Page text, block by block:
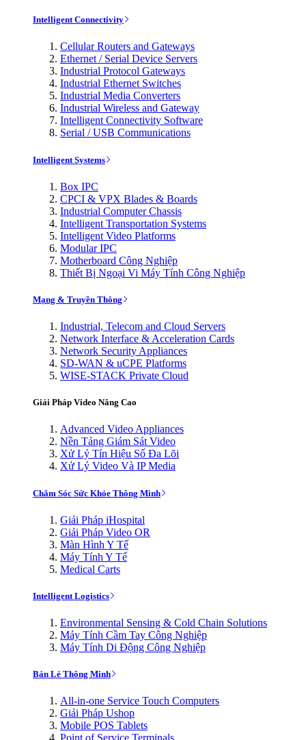
Intelligent Connectivity
Cellular Routers and Gateways
Ethernet / Serial Device Servers
Industrial Protocol Gateways
Industrial Ethernet Switches
Industrial Media Converters
Industrial Wireless and Gateway
Intelligent Connectivity Software
Serial / USB Communications
Intelligent Systems
Box IPC
CPCI & VPX Blades & Boards
Industrial Computer Chassis
Intelligent Transportation Systems
Intelligent Video Platforms
Modular IPC
Motherboard Công Nghiệp
Thiết Bị Ngoại Vi Máy Tính Công Nghiệp
Mạng & Truyền Thông
Industrial, Telecom and Cloud Servers
Network Interface & Acceleration Cards
Network Security Appliances
SD-WAN & uCPE Platforms
WISE-STACK Private Cloud
Giải Pháp Video Nâng Cao
Advanced Video Appliances
Nền Tảng Giám Sát Video
Xử Lý Tín Hiệu Số Đa Lõi
Xử Lý Video Và IP Media
Chăm Sóc Sức Khỏe Thông Minh
Giải Pháp iHospital
Giải Pháp Video OR
Màn Hình Y Tế
Máy Tính Y Tế
Medical Carts
Intelligent Logistics
Environmental Sensing & Cold Chain Solutions
Máy Tính Cầm Tay Công Nghiệp
Máy Tính Di Động Công Nghiệp
Bán Lẻ Thông Minh
All-in-one Service Touch Computers
Giải Pháp Ushop
Mobile POS Tablets